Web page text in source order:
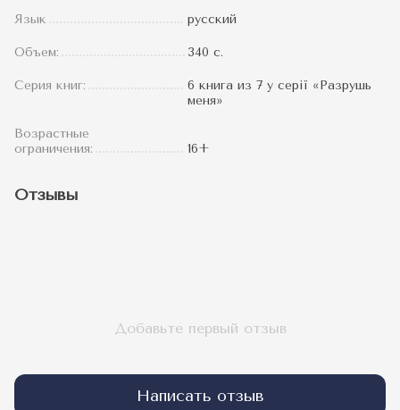
Язык русский
Объем: 340 с.
Серия книг:
6 книга из 7 у серії «Разрушь
меня»
Возрастные
ограничения:
16+
Отзывы
Добавьте первый отзыв
Написать отзыв